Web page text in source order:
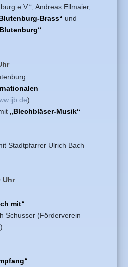
e.V.“, Andreas Ellmaier,
Brass“ und
)
„Blechbläser-Musik“
Stadtpfarrer Ulrich Bach
Uhr
mit“
Schusser (Förderverein